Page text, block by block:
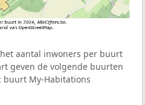
aantal inwoners per buurt
geven de volgende buurten
buurt My-Habitations